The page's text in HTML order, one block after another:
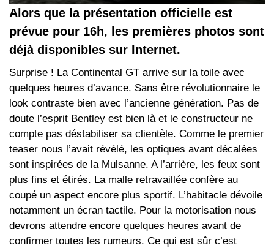
Alors que la présentation officielle est
prévue pour 16h, les premières photos sont
déjà disponibles sur Internet.
Surprise ! La Continental GT arrive sur la toile avec
quelques heures d’avance. Sans être révolutionnaire le
look contraste bien avec l’ancienne génération. Pas de
doute l’esprit Bentley est bien là et le constructeur ne
compte pas déstabiliser sa clientèle. Comme le premier
teaser nous l’avait révélé, les optiques avant décalées
sont inspirées de la Mulsanne. A l’arrière, les feux sont
plus fins et étirés. La malle retravaillée confère au
coupé un aspect encore plus sportif. L’habitacle dévoile
notamment un écran tactile. Pour la motorisation nous
devrons attendre encore quelques heures avant de
confirmer toutes les rumeurs. Ce qui est sûr c’est